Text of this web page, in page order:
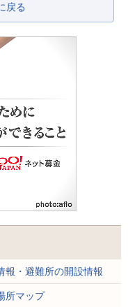
戻る
報・避難所の開設情報
所マップ